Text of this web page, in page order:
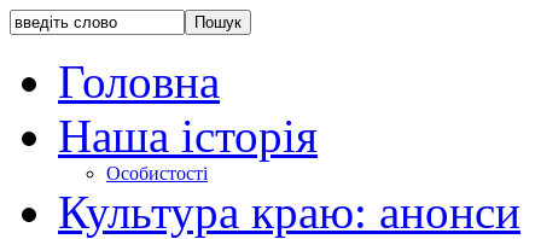
Головна
Наша історія
Особистості
Культура краю: анонси